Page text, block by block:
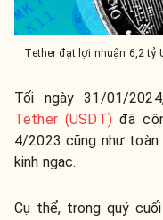
Tether đạt lợi nhuận 6,2 tỷ
Tối ngày 31/01/
Tether (USDT) đã
4/2023 cũng như toàn
kinh ngạc.
Cụ thể, trong quý